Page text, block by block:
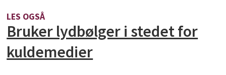
LES OGSÅ
Bruker lydbølger i stedet for
kuldemedier